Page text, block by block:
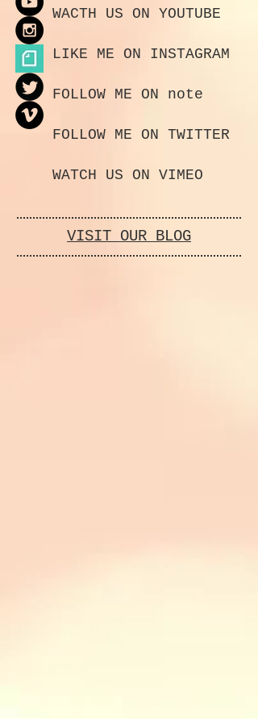
WACTH US ON YOUTUBE
LIKE ME ON INSTAGRAM
FOLLOW ME ON note
FOLLOW ME ON TWITTER
WATCH US ON VIMEO
VISIT OUR BLOG